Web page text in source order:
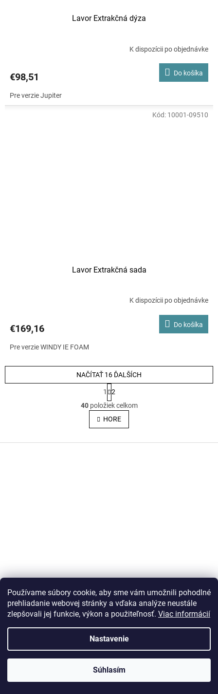
Používame súbory cookie, aby sme vám umožnili pohodlné
prehliadanie webovej stránky a vďaka analýze neustále
zlepšovali jej funkcie, výkon a použiteľnosť. Viac informácií
Nastavenie
Súhlasím
Lavor Extrakčná dýza
K dispozícii po objednávke
€98,51 Do košíka
Pre verzie Jupiter
Lavor Extrakčná sada
K dispozícii po objednávke
€169,16 Do košíka
Pre verzie WINDY IE FOAM
Kód: 10001-09510
O
v
k
y
v
p
i
s
u
NAČÍTAŤ 16 ĎALŠÍCH
S
t
r
á
n
k
v
1
2
40položiek celkom
HORE